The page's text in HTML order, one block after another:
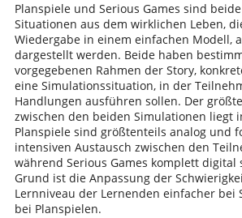
Planspiele und Serious Games sind
Situationen aus dem wirklichen Leben,
Wiedergabe in einem einfachen Modell,
dargestellt werden. Beide haben
vorgegebenen Rahmen der Story,
eine Simulationssituation, in der
Handlungen ausführen sollen. Der
zwischen den beiden Simulationen liegt
Planspiele sind größtenteils analog und
intensiven Austausch zwischen den
während Serious Games komplett digital
Grund ist die Anpassung der
Lernniveau der Lernenden einfacher bei
bei Planspielen.